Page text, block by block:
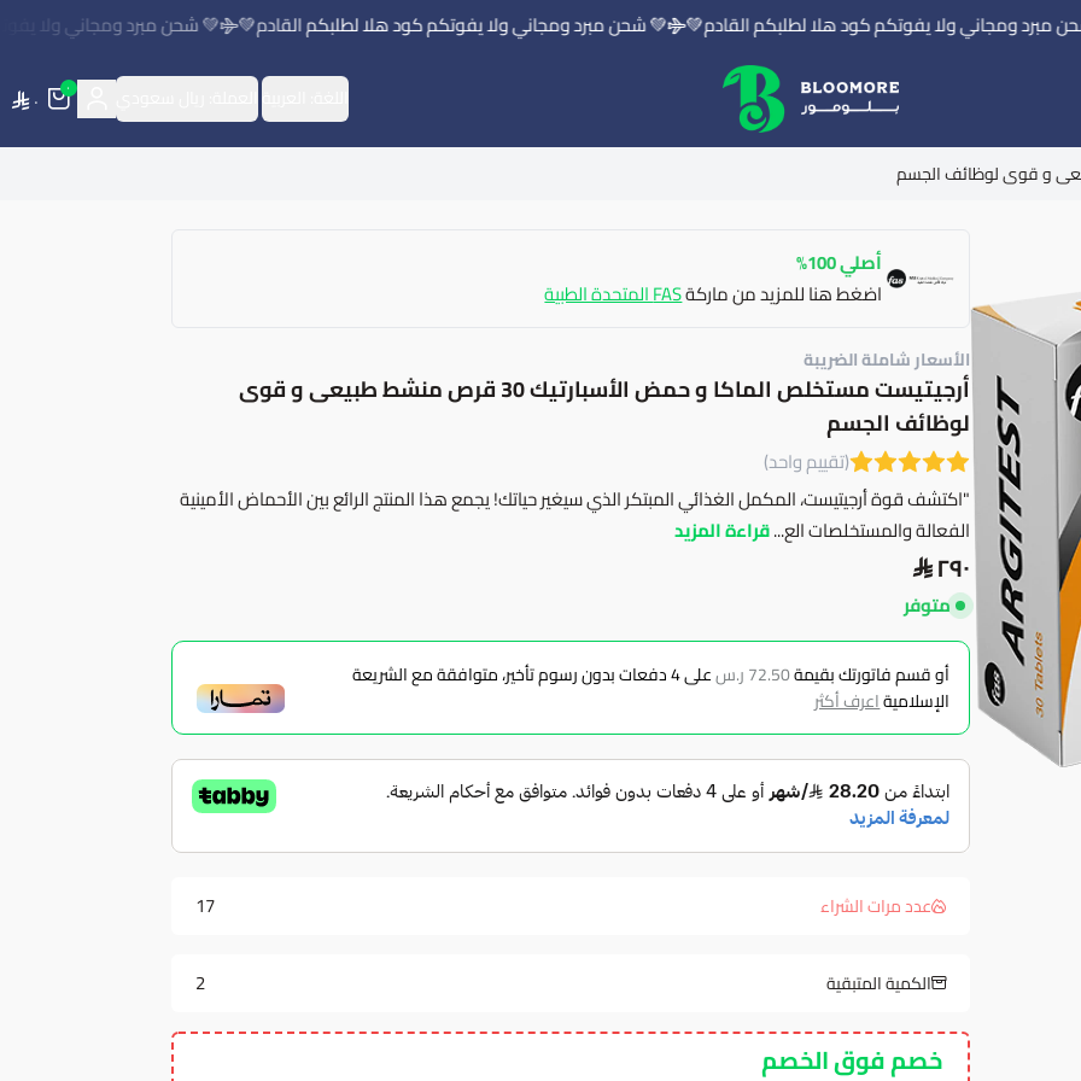
ومجاني ولا يفوتكم كود هلا لطلبكم القادم💚 💚 شحن مبرد ومجاني ولا يفوتكم كود هلا لطلبكم القادم💚 💚 شحن مبرد ومجاني ولا
بلومور | BLOOMORE
٠ ٠
أصلي 100%
اضغط هنا للمزيد من ماركةFAS المتحدة الطبية
الأسعار شاملة الضريبة
أرجيتيست مستخلص الماكا و حمض الأسبارتيك 30 قرص منشط طبيعى و قوى
لوظائف الجسم
(تقييم واحد)
"اكتشف قوة أرجيتيست، المكمل الغذائي المبتكر الذي سيغير حياتك! يجمع هذا المنتج الرائع بين الأحماض الأمينية
الفعالة والمستخلصات الع...قراءة المزيد
٢٩٠
متوفر
أو قسم فاتورتك بقيمة72.50 ر.س على4دفعات بدون رسوم تأخير، متوافقة مع الشريعة
الإسلاميةاعرف أكثر
عدد مرات الشراء 17
الكمية المتبقية 2
خصم فوق الخصم